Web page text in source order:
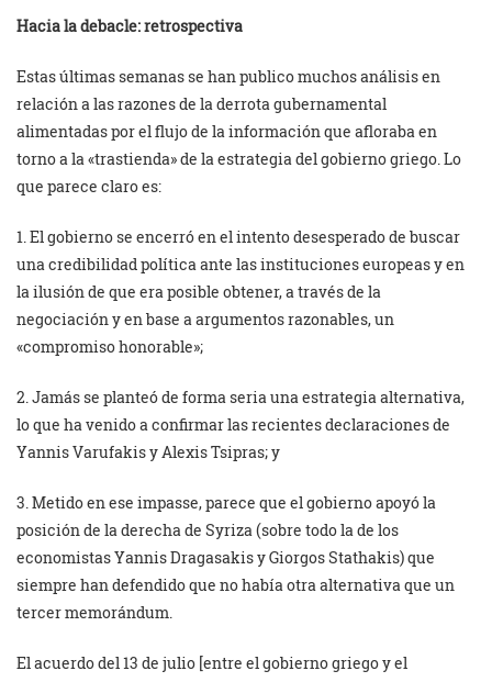
Hacia la debacle: retrospectiva
Estas últimas semanas se han publico muchos análisis en
relación a las razones de la derrota gubernamental
alimentadas por el flujo de la información que afloraba en
torno a la «trastienda» de la estrategia del gobierno griego. Lo
que parece claro es:
1. El gobierno se encerró en el intento desesperado de buscar
una credibilidad política ante las instituciones europeas y en
la ilusión de que era posible obtener, a través de la
negociación y en base a argumentos razonables, un
«compromiso honorable»;
2. Jamás se planteó de forma seria una estrategia alternativa,
lo que ha venido a confirmar las recientes declaraciones de
Yannis Varufakis y Alexis Tsipras; y
3. Metido en ese impasse, parece que el gobierno apoyó la
posición de la derecha de Syriza (sobre todo la de los
economistas Yannis Dragasakis y Giorgos Stathakis) que
siempre han defendido que no había otra alternativa que un
tercer memorándum.
El acuerdo del 13 de julio [entre el gobierno griego y el